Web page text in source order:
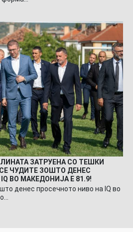
ЗАТРУЕНА СО ТЕШКИ
ЧУДИТЕ ЗОШТО ДЕНЕС
ВО МАКЕДОНИЈА Е 81.9!
денес просечното ниво на IQ во